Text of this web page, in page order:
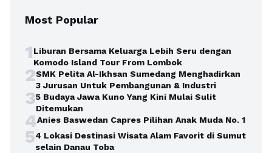
Most Popular
1Liburan Bersama Keluarga Lebih Seru dengan
Komodo Island Tour From Lombok
2SMK Pelita Al-Ikhsan Sumedang Menghadirkan
3 Jurusan Untuk Pembangunan & Industri
35 Budaya Jawa Kuno Yang Kini Mulai Sulit
Ditemukan
4Anies Baswedan Capres Pilihan Anak Muda No. 1
54 Lokasi Destinasi Wisata Alam Favorit di Sumut
selain Danau Toba